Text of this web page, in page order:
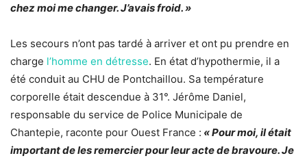
chez moi me changer. J’avais froid. »
Les secours n’ont pas tardé à arriver et ont pu prendre en
charge l’homme en détresse. En état d’hypothermie, il a
été conduit au CHU de Pontchaillou. Sa température
corporelle était descendue à 31°. Jérôme Daniel,
responsable du service de Police Municipale de
Chantepie, raconte pour Ouest France : « Pour moi, il était
important de les remercier pour leur acte de bravoure. Je